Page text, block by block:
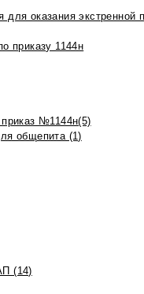
для оказания
приказу 1144н
№1144н(5)
общепита (1)
(14)